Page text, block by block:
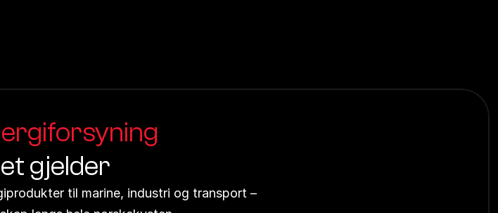
gjelder
til marine, industri og transport –